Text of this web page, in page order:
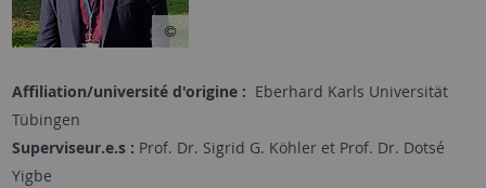
Affiliation/université d'origine : Eberhard Karls Universität
Tübingen
Superviseur.e.s : Prof. Dr. Sigrid G. Köhler et Prof. Dr. Dotsé
Yigbe